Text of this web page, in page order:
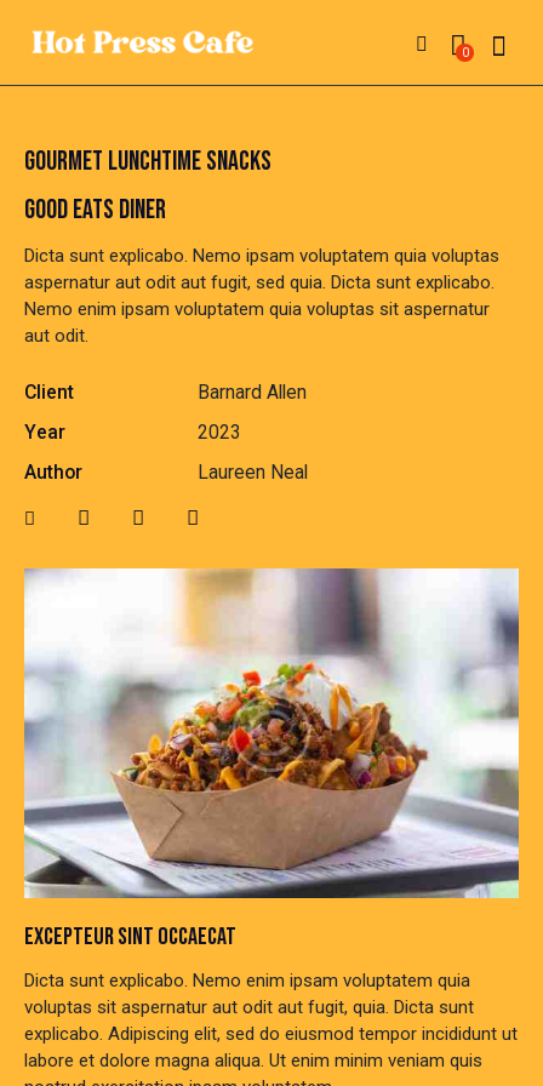
0
GOURMET LUNCHTIME SNACKS
GOOD EATS DINER
Dicta sunt explicabo. Nemo ipsam voluptatem quia voluptas
aspernatur aut odit aut fugit, sed quia. Dicta sunt explicabo.
Nemo enim ipsam voluptatem quia voluptas sit aspernatur
aut odit.
Client
Barnard Allen
Year
2023
Author
Laureen Neal
EXCEPTEUR SINT OCCAECAT
Dicta sunt explicabo. Nemo enim ipsam voluptatem quia
voluptas sit aspernatur aut odit aut fugit, quia. Dicta sunt
explicabo. Adipiscing elit, sed do eiusmod tempor incididunt ut
labore et dolore magna aliqua. Ut enim minim veniam quis